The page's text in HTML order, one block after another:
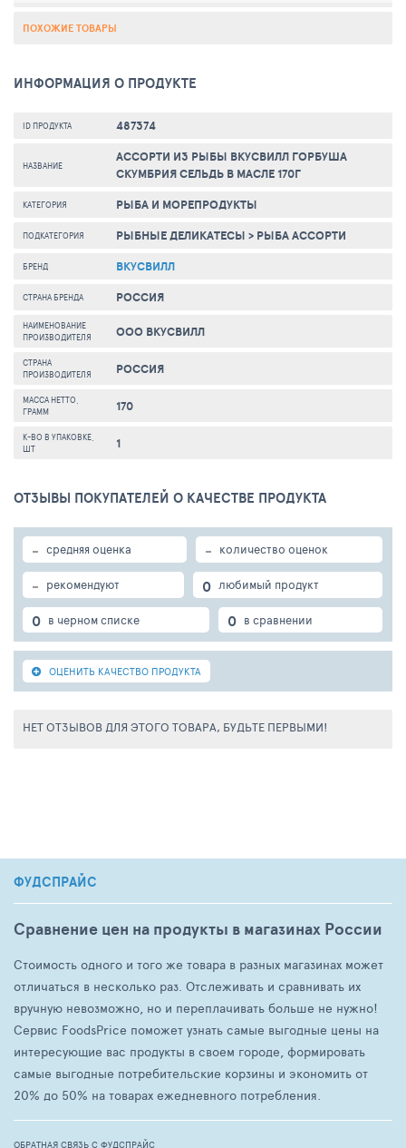
ПОХОЖИЕ ТОВАРЫ
ИНФОРМАЦИЯ О ПРОДУКТЕ
ID ПРОДУКТА 487374
НАЗВАНИЕ
АССОРТИ ИЗ РЫБЫ ВКУСВИЛЛ ГОРБУША
СКУМБРИЯ СЕЛЬДЬ В МАСЛЕ 170Г
КАТЕГОРИЯ РЫБА И МОРЕПРОДУКТЫ
ПОДКАТЕГОРИЯ РЫБНЫЕ ДЕЛИКАТЕСЫ > РЫБА АССОРТИ
БРЕНД ВКУСВИЛЛ
СТРАНА БРЕНДА РОССИЯ
НАИМЕНОВАНИЕ
ПРОИЗВОДИТЕЛЯ
ООО ВКУСВИЛЛ
СТРАНА
ПРОИЗВОДИТЕЛЯ
РОССИЯ
МАССА НЕТТО,
ГРАММ
170
К-ВО В УПАКОВКЕ,
ШТ
1
ОТЗЫВЫ ПОКУПАТЕЛЕЙ О КАЧЕСТВЕ ПРОДУКТА
- средняя оценка - количество оценок
- рекомендуют 0 любимый продукт
0 в черном списке 0 в сравнении
ОЦЕНИТЬ КАЧЕСТВО ПРОДУКТА
НЕТ ОТЗЫВОВ ДЛЯ ЭТОГО ТОВАРА, БУДЬТЕ ПЕРВЫМИ!
ФУДСПРАЙС
Сравнение цен на продукты в магазинах России
Стоимость одного и того же товара в разных магазинах может
отличаться в несколько раз. Отслеживать и сравнивать их
вручную невозможно, но и переплачивать больше не нужно!
Сервис FoodsPrice поможет узнать самые выгодные цены на
интересующие вас продукты в своем городе, формировать
самые выгодные потребительские корзины и экономить от
20% до 50% на товарах ежедневного потребления.
ОБРАТНАЯ СВЯЗЬ С ФУДСПРАЙС